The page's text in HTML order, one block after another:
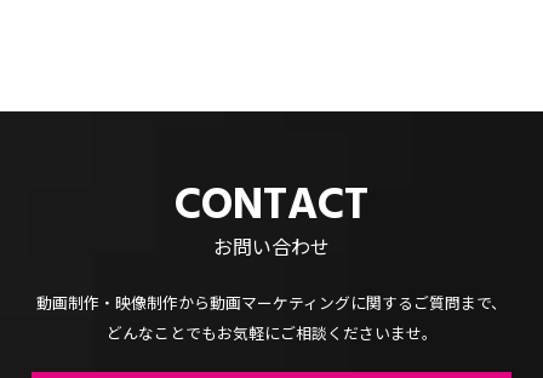
CONTACT
お問い合わせ
動画制作・映像制作から動画マーケティングに関するご質問まで、
どんなことでもお気軽にご相談くださいませ。